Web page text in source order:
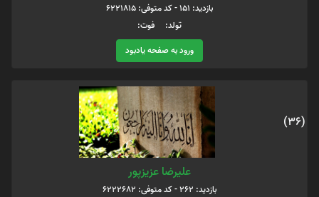
بازدید: 151 - کد متوفی: 6221815
تولد: فوت:
ورود به صفحه یادبود
(36)
علیرضا عزیزپور
بازدید: 262 - کد متوفی: 6222682